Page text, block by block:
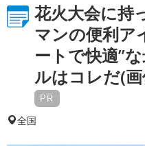
花火大会に持
マンの便利ア
ートで快適”
ルはコレだ(
PR
全国